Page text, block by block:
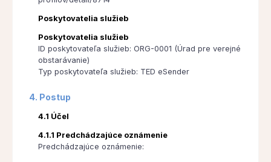
Poskytovatelia služieb
Poskytovatelia služieb
ID poskytovateľa služieb: ORG-0001 (Úrad pre verejné
obstarávanie)
Typ poskytovateľa služieb: TED eSender
4. Postup
4.1 Účel
4.1.1 Predchádzajúce oznámenie
Predchádzajúce oznámenie: